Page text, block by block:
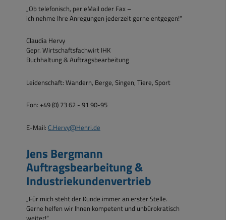
„Ob telefonisch, per eMail oder Fax –
ich nehme Ihre Anregungen jederzeit gerne entgegen!“
Claudia Hervy
Gepr. Wirtschaftsfachwirt IHK
Buchhaltung & Auftragsbearbeitung
Leidenschaft: Wandern, Berge, Singen, Tiere, Sport
Fon: +49 (0) 73 62 - 91 90-95
E-Mail: C.Hervy@Henri.de
Jens Bergmann
Auftragsbearbeitung &
Industriekundenvertrieb
„Für mich steht der Kunde immer an erster Stelle.
Gerne helfen wir Ihnen kompetent und unbürokratisch
weiter!“